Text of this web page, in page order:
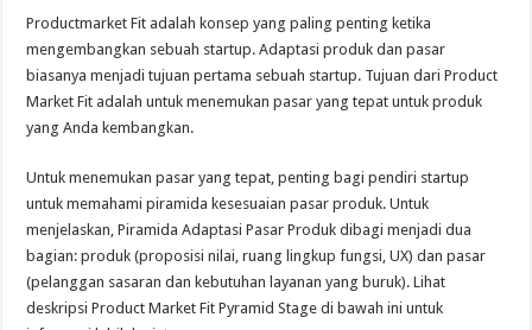
Productmarket Fit adalah konsep yang paling penting ketika
mengembangkan sebuah startup. Adaptasi produk dan pasar
biasanya menjadi tujuan pertama sebuah startup. Tujuan dari Product
Market Fit adalah untuk menemukan pasar yang tepat untuk produk
yang Anda kembangkan.
Untuk menemukan pasar yang tepat, penting bagi pendiri startup
untuk memahami piramida kesesuaian pasar produk. Untuk
menjelaskan, Piramida Adaptasi Pasar Produk dibagi menjadi dua
bagian: produk (proposisi nilai, ruang lingkup fungsi, UX) dan pasar
(pelanggan sasaran dan kebutuhan layanan yang buruk). Lihat
deskripsi Product Market Fit Pyramid Stage di bawah ini untuk